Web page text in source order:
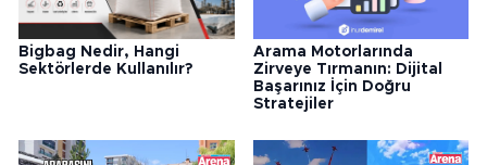
Bigbag Nedir, Hangi
Sektörlerde Kullanılır?
Arama Motorlarında
Zirveye Tırmanın: Dijital
Başarınız İçin Doğru
Stratejiler